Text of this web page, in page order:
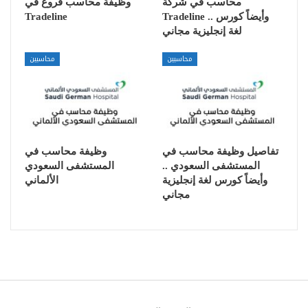
وظيفة محاسب فروع في
Tradeline
محاسب في شركة
Tradeline .. وأيضاً كورس
لغة إنجليزية مجاني
محاسبين
وظيفة محاسب في
المستشفى السعودي
الألماني
محاسبين
تفاصيل وظيفة محاسب في
المستشفى السعودي ..
وأيضاً كورس لغة إنجليزية
مجاني